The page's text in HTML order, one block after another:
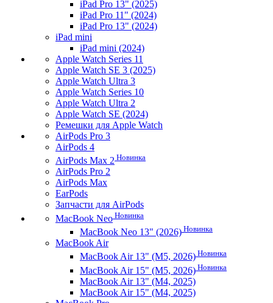
iPad Pro 13" (2025)
iPad Pro 11" (2024)
iPad Pro 13" (2024)
iPad mini
iPad mini (2024)
Apple Watch Series 11
Apple Watch SE 3 (2025)
Apple Watch Ultra 3
Apple Watch Series 10
Apple Watch Ultra 2
Apple Watch SE (2024)
Ремешки для Apple Watch
AirPods Pro 3
AirPods 4
AirPods Max 2 Новинка
AirPods Pro 2
AirPods Max
EarPods
Запчасти для AirPods
MacBook Neo Новинка
MacBook Neo 13" (2026) Новинка
MacBook Air
MacBook Air 13" (M5, 2026) Новинка
MacBook Air 15" (M5, 2026) Новинка
MacBook Air 13" (M4, 2025)
MacBook Air 15" (M4, 2025)